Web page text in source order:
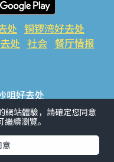
处 铜锣湾好去处
处 社会 餐厅情报
咀好去处
处 旺角好去处 社会
站體驗，請確定您同意
繼續瀏覽。